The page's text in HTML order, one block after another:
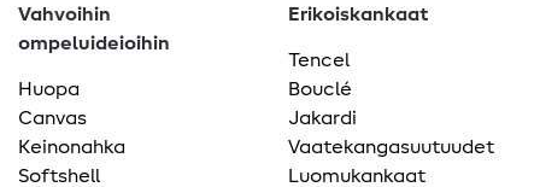
Vahvoihin
ompeluideioihin
Huopa
Canvas
Keinonahka
Softshell
Erikoiskankaat
Tencel
Bouclé
Jakardi
Vaatekangasuutuudet
Luomukankaat